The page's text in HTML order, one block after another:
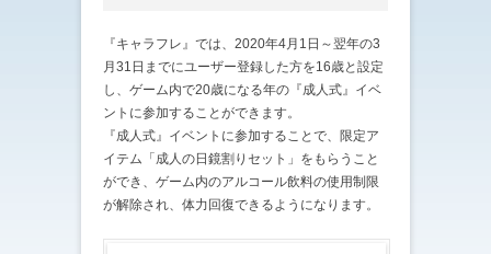
『キャラフレ』では、2020年4月1日～翌年の3
月31日までにユーザー登録した方を16歳と設定
し、ゲーム内で20歳になる年の『成人式』イベ
ントに参加することができます。
『成人式』イベントに参加することで、限定ア
イテム「成人の日鏡割りセット」をもらうこと
ができ、ゲーム内のアルコール飲料の使用制限
が解除され、体力回復できるようになります。